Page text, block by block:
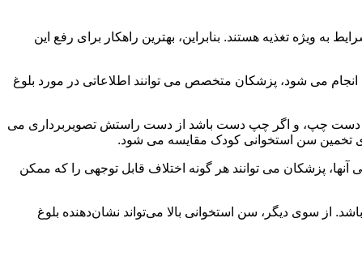
به ویژه تغذیه هستند. بنابراین، بهترین راهکار برای رفع این
می شود، پزشکان متخصص می توانند اطلاعاتی در مورد بلوغ
دست چپ، و اگر چپ دست باشد از دست راستش تصویربرداری می
تخمین سن استخوانی کودک مقایسه می شود.
پزشکان می توانند هر گونه اختلاف قابل توجهی را که ممکن
از سوی دیگر، سن استخوانی بالا می‌تواند نشان‌دهنده بلوغ